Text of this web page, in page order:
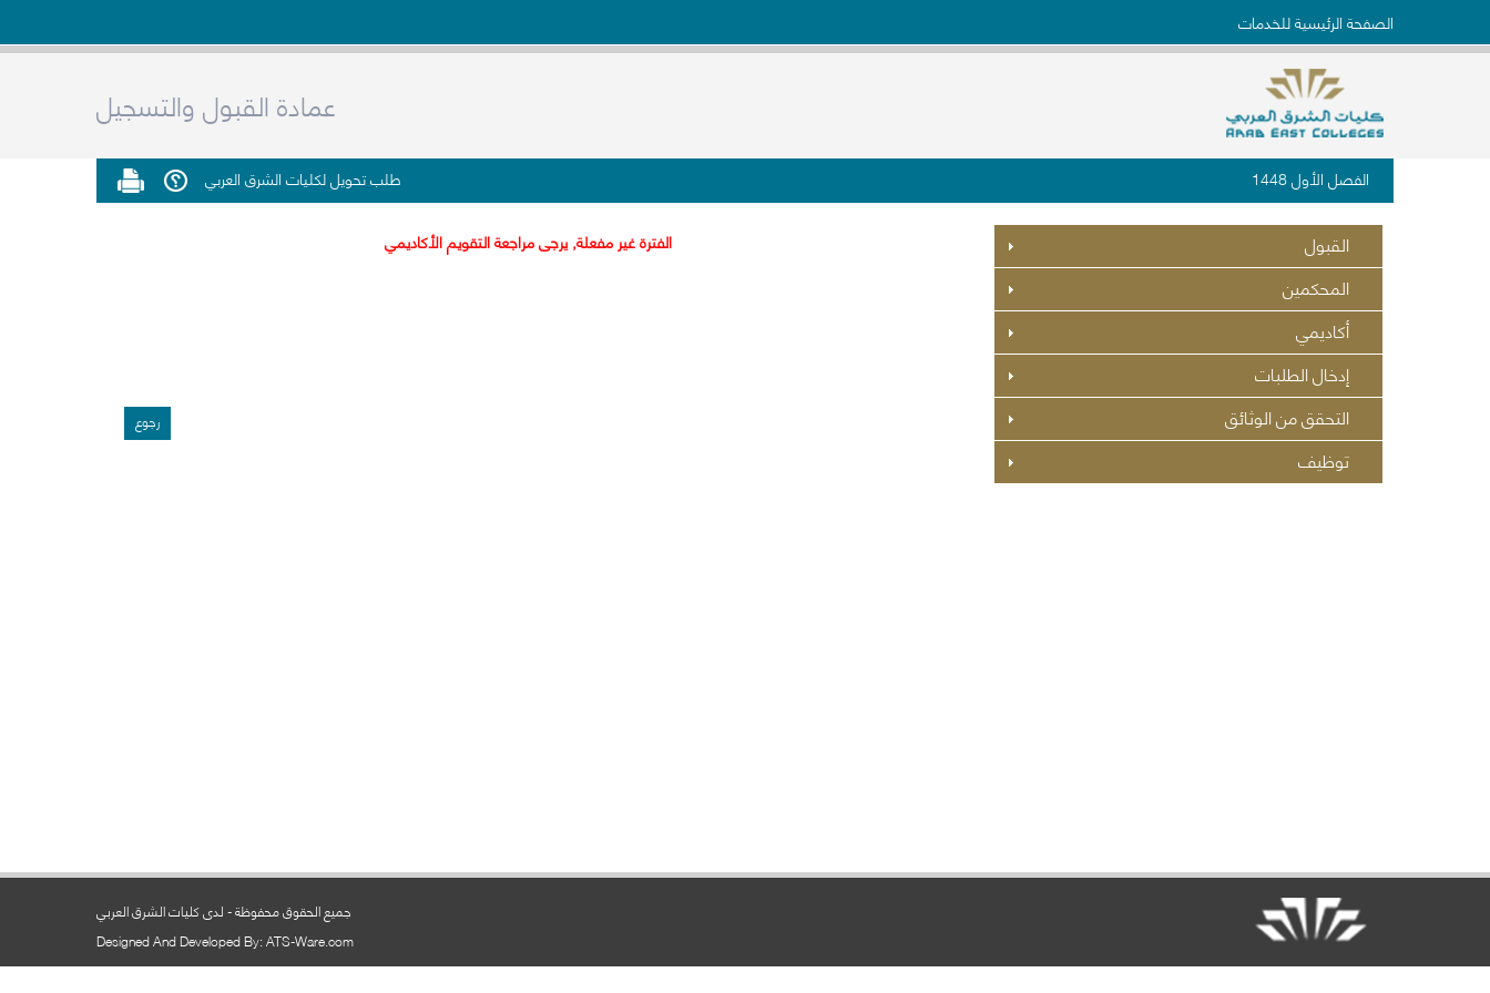
الصفحة الرئيسية للخدمات
عمادة القبول والتسجيل
الفصل الأول 1448 طلب تحويل لكليات الشرق العربي
القبول
المحكمين
أكاديمي
إدخال الطلبات
التحقق من الوثائق
توظيف
الفترة غير مفعلة, يرجى مراجعة التقويم الأكاديمي
رجوع
جميع الحقوق محفوظة - لدى كليات الشرق العربي
Designed And Developed By: ATS-Ware.com